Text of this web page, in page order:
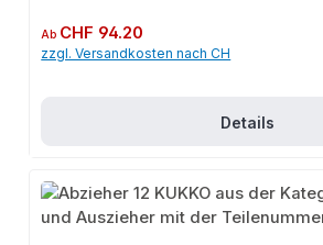
Regulärer Preis:
Ab CHF 94.20
zzgl. Versandkosten nach CH
Details